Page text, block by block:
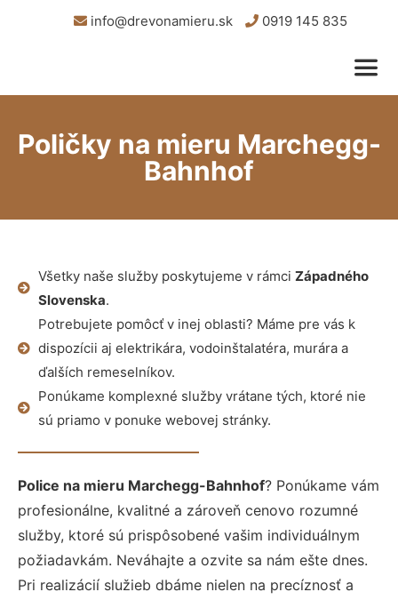
info@drevonamieru.sk 0919 145 835
Poličky na mieru Marchegg-
Bahnhof
Všetky naše služby poskytujeme v rámci Západného
Slovenska.
Potrebujete pomôcť v inej oblasti? Máme pre vás k
dispozícii aj elektrikára, vodoinštalatéra, murára a
ďalších remeselníkov.
Ponúkame komplexné služby vrátane tých, ktoré nie
sú priamo v ponuke webovej stránky.
Police na mieru Marchegg-Bahnhof? Ponúkame vám
profesionálne, kvalitné a zároveň cenovo rozumné
služby, ktoré sú prispôsobené vašim individuálnym
požiadavkám. Neváhajte a ozvite sa nám ešte dnes.
Pri realizácií služieb dbáme nielen na precíznosť a